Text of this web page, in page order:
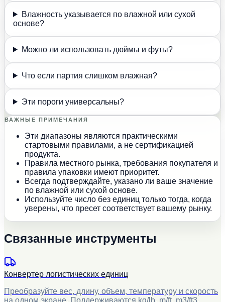
Влажность указывается по влажной или сухой
основе?
Можно ли использовать дюймы и футы?
Что если партия слишком влажная?
Эти пороги универсальны?
ВАЖНЫЕ ПРИМЕЧАНИЯ
Эти диапазоны являются практическими
стартовыми правилами, а не сертификацией
продукта.
Правила местного рынка, требования покупателя и
правила упаковки имеют приоритет.
Всегда подтверждайте, указано ли ваше значение
по влажной или сухой основе.
Используйте число без единиц только тогда, когда
уверены, что пресет соответствует вашему рынку.
Связанные инструменты
Конвертер логистических единиц
Преобразуйте вес, длину, объем, температуру и скорость
на одном экране. Поддерживаются kg/lb, m/ft, m3/ft3,